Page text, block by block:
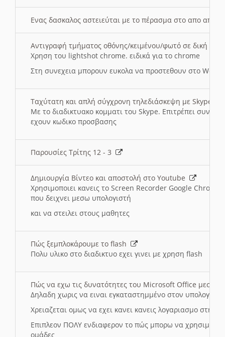
Ενας δασκαλος αστειεύται με το πέρασμα στο απο
Αντιγραφή τμήματος οθόνης/κειμένου/φωτό σε δική
Χρηση του lightshot chrome. ειδικά για το chrome
Στη συνεχεια μπορουν ευκολα να προστεθουν στο Word
Ταχύτατη και απλή σύγχρονη τηλεδιάσκεψη με Skype
Με το διαδικτυακο κομματι του Skype. Επιτρέπει
εχουν κωδικο προσβασης
Παρουσίες Τρίτης 12 - 3
Δημιουργία Βίντεο και αποστολή στο Youtube
Χρησιμοποιει κανεις το Screen Recorder Google Chrome
που δειχνει μεσω υπολογιστή
και να στειλει στους μαθητες
Πώς ξεμπλοκάρουμε το flash
Πολυ υλικο στο διαδικτυο εχει γινει με χρηση flash
Πώς να εχω τις δυνατότητες του Microsoft Office μεσω
Δηλαδη χωρις να ειναι εγκαταστημμένο στον
Χρειαζεται ομως να εχει κανει κανεις λογαριασμο στη
Επιπλεον ΠΟΛΥ ενδιαφερον το πώς μπορω να
ομάδες